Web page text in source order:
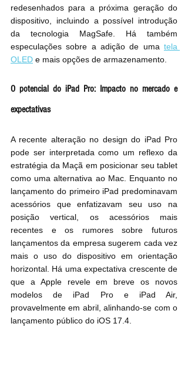
redesenhados para a próxima geração do
dispositivo, incluindo a possível introdução
da tecnologia MagSafe. Há também
especulações sobre a adição de uma tela
OLED e mais opções de armazenamento.
O potencial do iPad Pro: Impacto no mercado e
expectativas
A recente alteração no design do iPad Pro
pode ser interpretada como um reflexo da
estratégia da Maçã em posicionar seu tablet
como uma alternativa ao Mac. Enquanto no
lançamento do primeiro iPad predominavam
acessórios que enfatizavam seu uso na
posição vertical, os acessórios mais
recentes e os rumores sobre futuros
lançamentos da empresa sugerem cada vez
mais o uso do dispositivo em orientação
horizontal. Há uma expectativa crescente de
que a Apple revele em breve os novos
modelos de iPad Pro e iPad Air,
provavelmente em abril, alinhando-se com o
lançamento público do iOS 17.4.